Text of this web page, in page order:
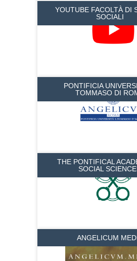
YOUTUBE FACOLTÀ DI
SOCIALI
PONTIFICIA
TOMMASO DI
THE PONTIFICAL
SOCIAL
ANGELICUM